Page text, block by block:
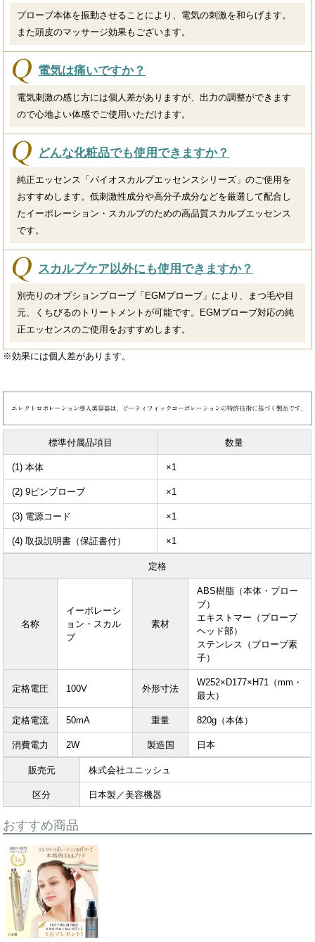
プローブ本体を振動させることにより、電気の刺激を和らげます。
また頭皮のマッサージ効果もございます。
電気は痛いですか？
電気刺激の感じ方には個人差がありますが、出力の調整ができます
ので心地よい体感でご使用いただけます。
どんな化粧品でも使用できますか？
純正エッセンス「バイオスカルプエッセンスシリーズ」のご使用を
おすすめします。低刺激性成分や高分子成分などを厳選して配合し
たイーポレーション・スカルプのための高品質スカルプエッセンス
です。
スカルプケア以外にも使用できますか？
別売りのオプションプローブ「EGMプローブ」により、まつ毛や目
元、くちびるのトリートメントが可能です。EGMプローブ対応の純
正エッセンスのご使用をおすすめします。
※効果には個人差があります。
標準付属品項目 数量
(1) 本体 ×1
(2) 9ピンプローブ ×1
(3) 電源コード ×1
(4) 取扱説明書（保証書付） ×1
定格
名称
イーポレーシ
ョン・スカル
プ
素材
ABS樹脂（本体・プロー
ブ）
エキストマー（プローブ
ヘッド部）
ステンレス（プローブ素
子）
定格電圧 100V 外形寸法
W252×D177×H71（mm・
最大）
定格電流 50mA 重量 820g（本体）
消費電力 2W 製造国 日本
販売元 株式会社ユニッシュ
区分 日本製／美容機器
おすすめ商品